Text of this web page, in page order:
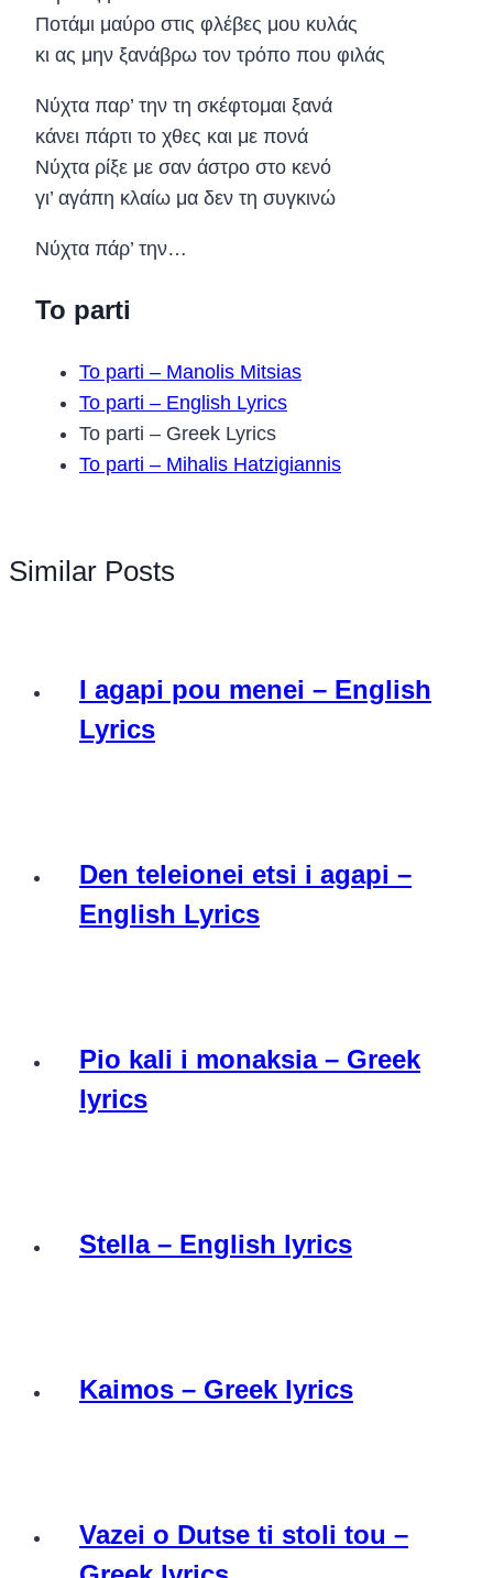
Ποτάμι μαύρο στις φλέβες μου κυλάς
κι ας μην ξανάβρω τον τρόπο που φιλάς
Νύχτα παρ’ την τη σκέφτομαι ξανά
κάνει πάρτι το χθες και με πονά
Νύχτα ρίξε με σαν άστρο στο κενό
γι’ αγάπη κλαίω μα δεν τη συγκινώ
Νύχτα πάρ’ την…
To parti
To parti – Manolis Mitsias
To parti – English Lyrics
To parti – Greek Lyrics
To parti – Mihalis Hatzigiannis
Similar Posts
I agapi pou menei – English
Lyrics
Den teleionei etsi i agapi –
English Lyrics
Pio kali i monaksia – Greek
lyrics
Stella – English lyrics
Kaimos – Greek lyrics
Vazei o Dutse ti stoli tou –